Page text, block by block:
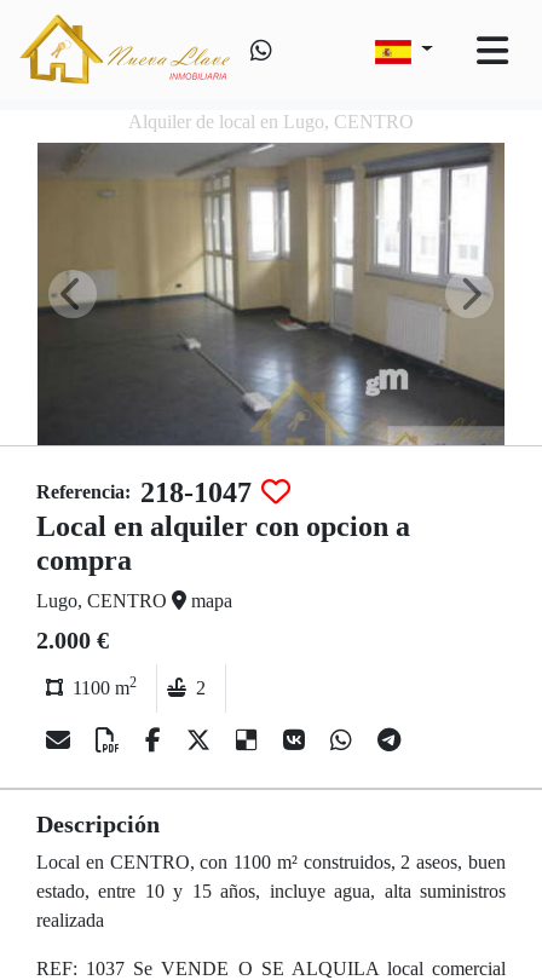
Alquiler de local en Lugo, CENTRO
Referencia: 218-1047
Local en alquiler con opcion a
compra
Lugo, CENTRO mapa
2.000 €
1100 m2 2
Descripción
Local en CENTRO, con 1100 m² construidos, 2 aseos, buen
estado, entre 10 y 15 años, incluye agua, alta suministros
realizada
REF: 1037 Se VENDE O SE ALQUILA local comercial